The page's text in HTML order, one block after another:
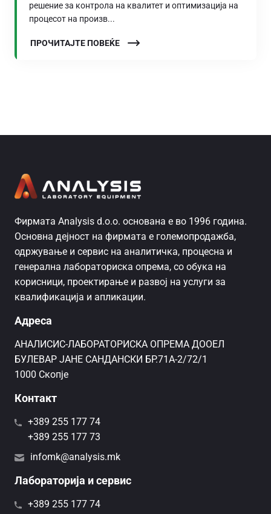
решение за контрола на квалитет и оптимизација на
процесот на произв...
ПРОЧИТАЈТЕ ПОВЕЌЕ
Фирмата Analysis d.o.o. основана е во 1996 година.
Основна дејност на фирмата е големопродажба,
одржување и сервис на аналитичка, процесна и
генерална лабораториска опрема, со обука на
корисници, проектирање и развој на услуги за
квалификација и апликации.
Адреса
AНАЛИСИС-ЛАБОРАТОРИСКА ОПРЕМА ДООЕЛ
БУЛЕВАР ЈАНЕ САНДАНСКИ БР.71А-2/72/1
1000 Скопје
Контакт
+389 255 177 74
+389 255 177 73
infomk@analysis.mk
Лабораторија и сервис
+389 255 177 74